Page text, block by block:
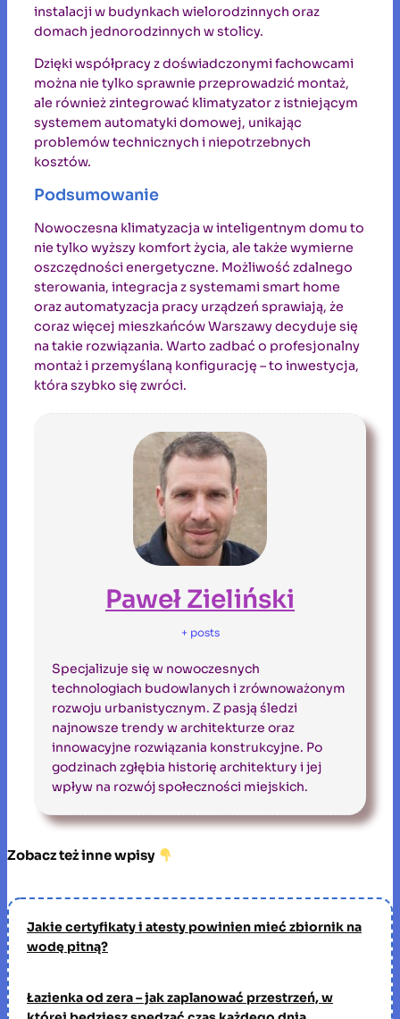
instalacji w budynkach wielorodzinnych oraz
domach jednorodzinnych w stolicy.
Dzięki współpracy z doświadczonymi fachowcami
można nie tylko sprawnie przeprowadzić montaż,
ale również zintegrować klimatyzator z istniejącym
systemem automatyki domowej, unikając
problemów technicznych i niepotrzebnych
kosztów.
Podsumowanie
Nowoczesna klimatyzacja w inteligentnym domu to
nie tylko wyższy komfort życia, ale także wymierne
oszczędności energetyczne. Możliwość zdalnego
sterowania, integracja z systemami smart home
oraz automatyzacja pracy urządzeń sprawiają, że
coraz więcej mieszkańców Warszawy decyduje się
na takie rozwiązania. Warto zadbać o profesjonalny
montaż i przemyślaną konfigurację – to inwestycja,
która szybko się zwróci.
Paweł Zieliński
+ posts
Specjalizuje się w nowoczesnych
technologiach budowlanych i zrównoważonym
rozwoju urbanistycznym. Z pasją śledzi
najnowsze trendy w architekturze oraz
innowacyjne rozwiązania konstrukcyjne. Po
godzinach zgłębia historię architektury i jej
wpływ na rozwój społeczności miejskich.
Zobacz też inne wpisy
Jakie certyfikaty i atesty powinien mieć zbiornik na
wodę pitną?
Łazienka od zera – jak zaplanować przestrzeń, w